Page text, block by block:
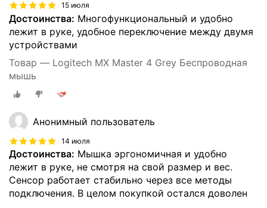
15 июля
Достоинства: Многофункциональный и удобно
лежит в руке, удобное переключение между двумя
устройствами
Товар — Logitech MX Master 4 Grey Беспроводная
мышь
Анонимный пользователь
14 июля
Достоинства: Мышка эргономичная и удобно
лежит в руке, не смотря на свой размер и вес.
Сенсор работает стабильно через все методы
подключения. В целом покупкой остался доволен